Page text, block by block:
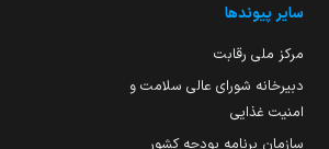
سایر پیوندها
مرکز ملی رقابت
دبیرخانه شورای عالی سلامت و
امنیت غذایی
سازمان برنامه بودجه کشور